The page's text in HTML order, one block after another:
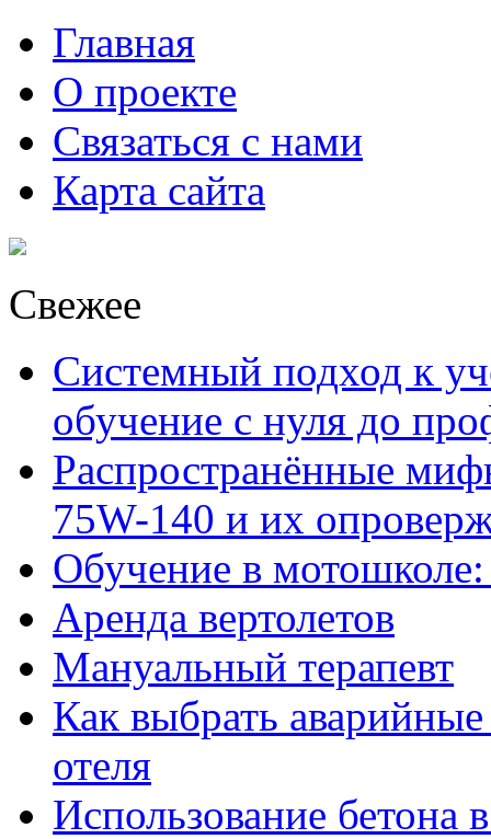
Главная
О проекте
Связаться с нами
Карта сайта
Свежее
Системный подход к
обучение с нуля до
Распространённые
75W-140 и их
Обучение в
Аренда вертолетов
Мануальный терапевт
Как выбрать
отеля
Использование бетона